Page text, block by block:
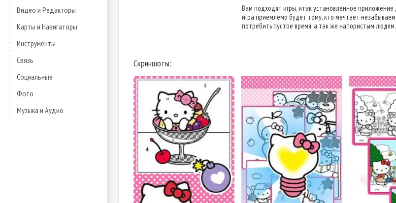
Видео и Редакторы
Карты и Навигаторы
Инструменты
Связь
Социальные
Фото
Музыка и Аудио
Вам подходят игры, итак установленное приложение
игра приемлемо будет тому, кто мечтает
потребить пустое время, а так же напористым людям.
Скриншоты: